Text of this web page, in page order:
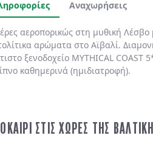
Αναχωρήσεις
αεροπορικώς στη μυθική Λέσβο
αρώματα στο Αϊβαλί.
ξενοδοχείο MYTHICAL COAST
καθημερινά (ημιδιατροφή).
ΣΤΙΣ ΧΩΡΕΣ ΤΗΣ